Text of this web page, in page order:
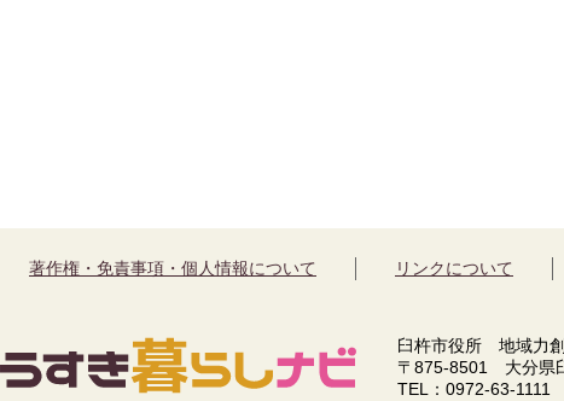
著作権・免責事項・個人情報について リンクについて
臼杵市役所 地域力
〒875-8501 大分県
TEL：0972-63-1111